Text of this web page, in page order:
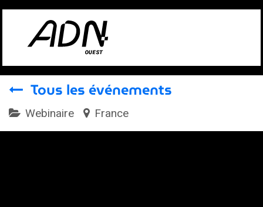
Se rendre au contenu
Tous les événements
Webinaire France